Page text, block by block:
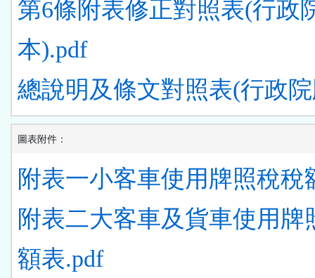
第6條附表修正對照表(行政
本).pdf
總說明及條文對照表(行政
圖表附件：
附表一小客車使用牌照稅稅
附表二大客車及貨車使用牌
額表.pdf